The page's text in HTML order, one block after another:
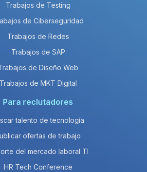
Trabajos de Testing
de Ciberseguridad
Trabajos de Redes
Trabajos de SAP
de Diseño Web
Trabajos de MKT Digital
Para reclutadores
talento de tecnología
ofertas de trabajo
del mercado laboral TI
HR Tech Conference